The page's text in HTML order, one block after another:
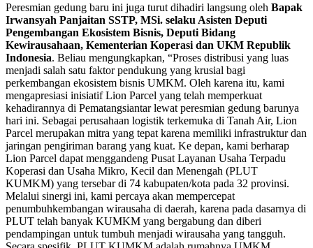
Peresmian gedung baru ini juga turut dihadiri langsung oleh Bapak
Irwansyah Panjaitan SSTP, MSi. selaku Asisten Deputi
Pengembangan Ekosistem Bisnis, Deputi Bidang
Kewirausahaan, Kementerian Koperasi dan UKM Republik
Indonesia. Beliau mengungkapkan, “Proses distribusi yang luas
menjadi salah satu faktor pendukung yang krusial bagi
perkembangan ekosistem bisnis UMKM. Oleh karena itu, kami
mengapresiasi inisiatif Lion Parcel yang telah memperkuat
kehadirannya di Pematangsiantar lewat peresmian gedung barunya
hari ini. Sebagai perusahaan logistik terkemuka di Tanah Air, Lion
Parcel merupakan mitra yang tepat karena memiliki infrastruktur dan
jaringan pengiriman barang yang kuat. Ke depan, kami berharap
Lion Parcel dapat menggandeng Pusat Layanan Usaha Terpadu
Koperasi dan Usaha Mikro, Kecil dan Menengah (PLUT
KUMKM) yang tersebar di 74 kabupaten/kota pada 32 provinsi.
Melalui sinergi ini, kami percaya akan mempercepat
penumbuhkembangan wirausaha di daerah, karena pada dasarnya di
PLUT telah banyak KUMKM yang bergabung dan diberi
pendampingan untuk tumbuh menjadi wirausaha yang tangguh.